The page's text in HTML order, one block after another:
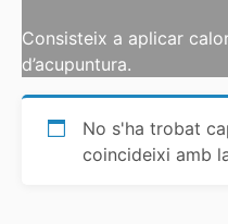
Consisteix a aplicar
d’acupuntura.
No s'ha trobat
coincideixi amb